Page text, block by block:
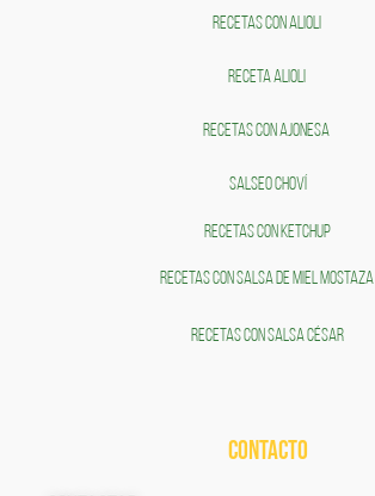
RECETAS CON ALIOLI
RECETA ALIOLI
RECETAS CON AJONESA
SALSEO CHOVÍ
RECETAS CON KETCHUP
RECETAS CON SALSA DE MIEL MOSTAZA
RECETAS CON SALSA CÉSAR
CONTACTO